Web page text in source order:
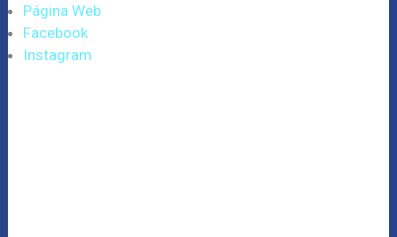
Página Web
Facebook
Instagram